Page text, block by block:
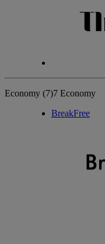
Economy (7)7 Economy
BreakFree